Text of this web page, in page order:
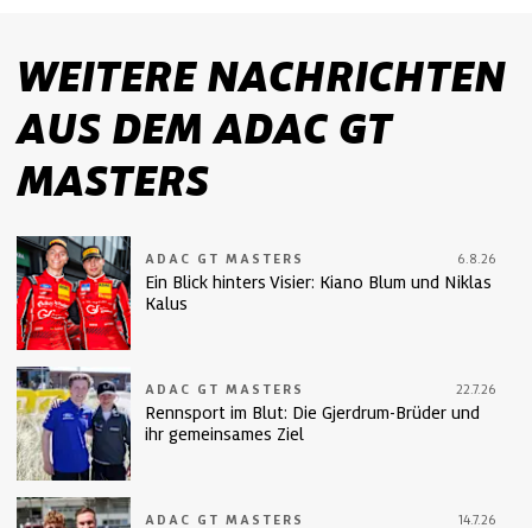
WEITERE NACHRICHTEN
AUS DEM ADAC GT
MASTERS
ADAC GT MASTERS 6.8.26
Ein Blick hinters Visier: Kiano Blum und Niklas
Kalus
ADAC GT MASTERS 22.7.26
Rennsport im Blut: Die Gjerdrum-Brüder und
ihr gemeinsames Ziel
ADAC GT MASTERS 14.7.26